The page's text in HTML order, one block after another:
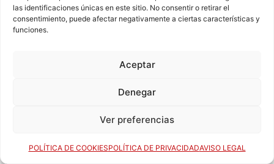
las identificaciones únicas en este sitio. No consentir o retirar el
consentimiento, puede afectar negativamente a ciertas características y
funciones.
Aceptar
Denegar
Ver preferencias
POLÍTICA DE COOKIESPOLÍTICA DE PRIVACIDADAVISO LEGAL
TEMPORADA 2003-04
TEMPORADA 2003-04